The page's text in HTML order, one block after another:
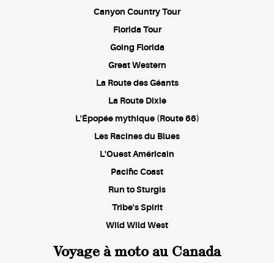
Canyon Country Tour
Florida Tour
Going Florida
Great Western
La Route des Géants
La Route Dixie
L'Épopée mythique (Route 66)
Les Racines du Blues
L'Ouest Américain
Pacific Coast
Run to Sturgis
Tribe's Spirit
Wild Wild West
Voyage à moto au Canada